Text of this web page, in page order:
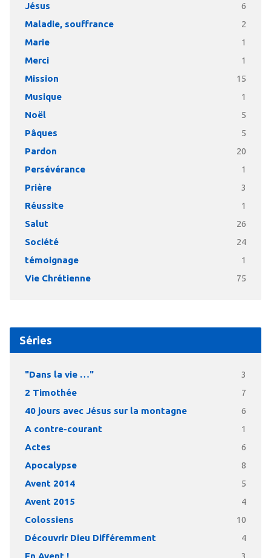
Jésus 6
Maladie, souffrance 2
Marie 1
Merci 1
Mission 15
Musique 1
Noël 5
Pâques 5
Pardon 20
Persévérance 1
Prière 3
Réussite 1
Salut 26
Société 24
témoignage 1
Vie Chrétienne 75
Séries
"Dans la vie …" 3
2 Timothée 7
40 jours avec Jésus sur la montagne 6
A contre-courant 1
Actes 6
Apocalypse 8
Avent 2014 5
Avent 2015 4
Colossiens 10
Découvrir Dieu Différemment 4
En Avent !